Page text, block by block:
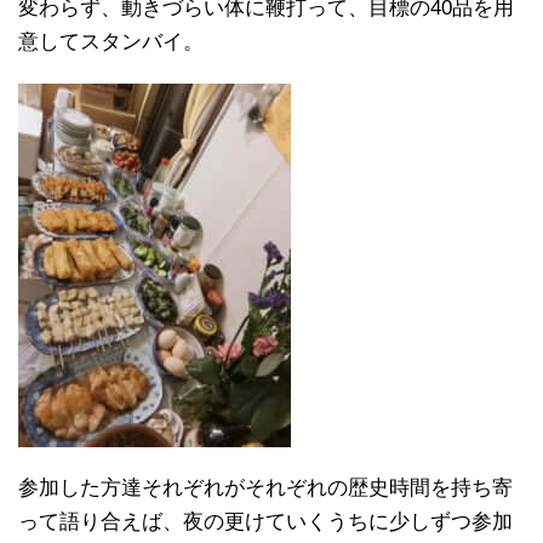
変わらず、動きづらい体に鞭打って、目標の40品を用
意してスタンバイ。
参加した方達それぞれがそれぞれの歴史時間を持ち寄
って語り合えば、夜の更けていくうちに少しずつ参加